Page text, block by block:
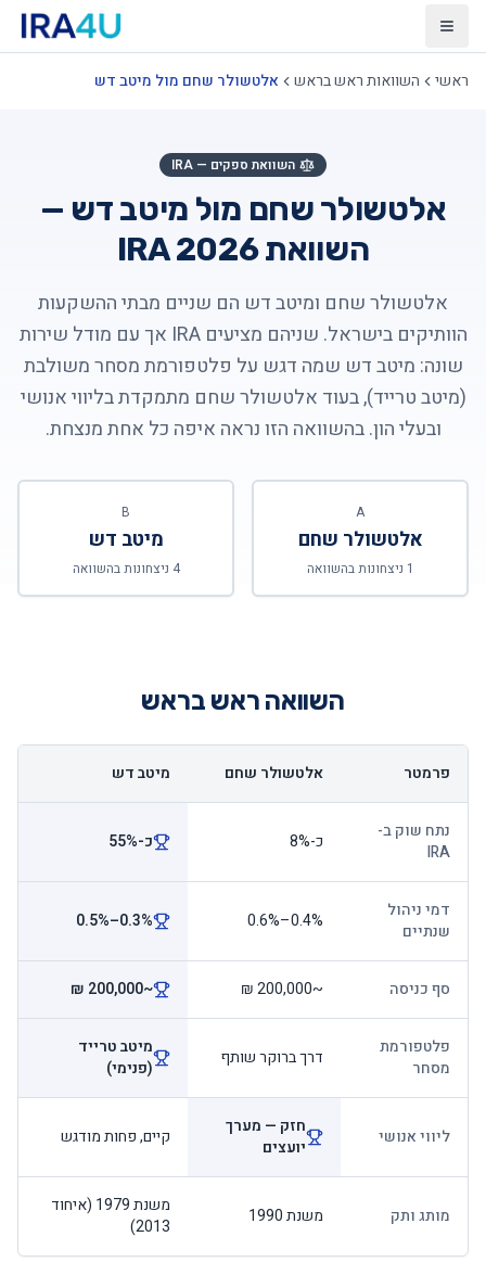
פתח תפריט
ראשי השוואות ראש בראש אלטשולר שחם מול מיטב דש
השוואת ספקים — IRA
אלטשולר שחם מול מיטב דש —
השוואת IRA 2026
אלטשולר שחם ומיטב דש הם שניים מבתי ההשקעות
הוותיקים בישראל. שניהם מציעים IRA אך עם מודל שירות
שונה: מיטב דש שמה דגש על פלטפורמת מסחר משולבת
(מיטב טרייד), בעוד אלטשולר שחם מתמקדת בליווי אנושי
ובעלי הון. בהשוואה הזו נראה איפה כל אחת מנצחת.
A
אלטשולר שחם
1 ניצחונות בהשוואה
B
מיטב דש
4 ניצחונות בהשוואה
השוואה ראש בראש
פרמטר אלטשולר שחם מיטב דש
נתח שוק ב-
IRA
כ-8% כ-55%
דמי ניהול
שנתיים
0.4%–0.6%
0.3%–0.5%
סף כניסה ~200,000 ₪
~200,000 ₪
פלטפורמת
מסחר
דרך ברוקר שותף
מיטב טרייד
(פנימי)
ליווי אנושי
חזק — מערך
יועצים
קיים, פחות מודגש
מותג ותק משנת 1990
משנת 1979 (איחוד
2013)